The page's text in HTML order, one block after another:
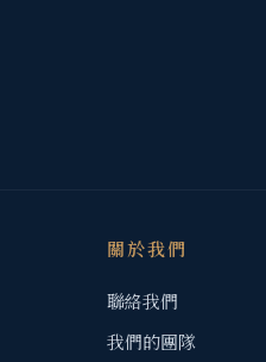
關於我們
聯絡我們
我們的團隊